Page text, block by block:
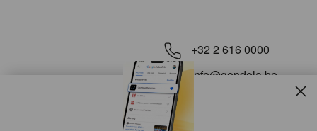
+32 2 616 0000
info@gondola.be
Volg ons op